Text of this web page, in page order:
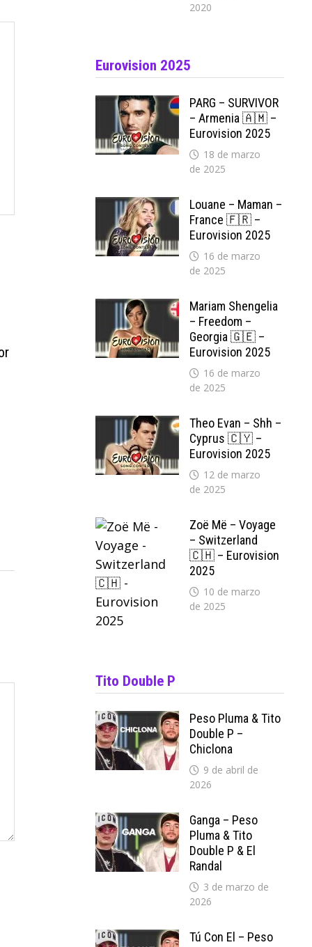
2020
Eurovision 2025
PARG – SURVIVOR
– Armenia 🇦🇲 –
Eurovision 2025
18 de marzo
de 2025
Louane – Maman –
France 🇫🇷 –
Eurovision 2025
16 de marzo
de 2025
Mariam Shengelia
– Freedom –
Georgia 🇬🇪 –
Eurovision 2025
16 de marzo
de 2025
Theo Evan – Shh –
Cyprus 🇨🇾 –
Eurovision 2025
12 de marzo
de 2025
Zoë Më – Voyage
– Switzerland
🇨🇭 – Eurovision
2025
10 de marzo
de 2025
Tito Double P
Peso Pluma & Tito
Double P –
Chiclona
9 de abril de
2026
Ganga – Peso
Pluma & Tito
Double P & El
Randal
3 de marzo de
2026
Tú Con El – Peso